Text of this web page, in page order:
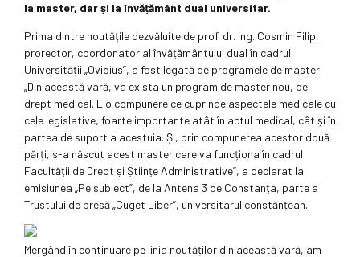
la master, dar și la învățământ dual universitar.
Prima dintre noutățile dezvăluite de prof. dr. ing. Cosmin Filip,
prorector, coordonator al învățământului dual în cadrul
Universității „Ovidius”, a fost legată de programele de master.
„Din această vară, va exista un program de master nou, de
drept medical. E o compunere ce cuprinde aspectele medicale cu
cele legislative, foarte importante atât în actul medical, cât și în
partea de suport a acestuia. Și, prin compunerea acestor două
părți, s-a născut acest master care va funcționa în cadrul
Facultății de Drept și Științe Administrative”, a declarat la
emisiunea „Pe subiect”, de la Antena 3 de Constanța, parte a
Trustului de presă „Cuget Liber”, universitarul constănțean.
Mergând în continuare pe linia noutăților din această vară, am